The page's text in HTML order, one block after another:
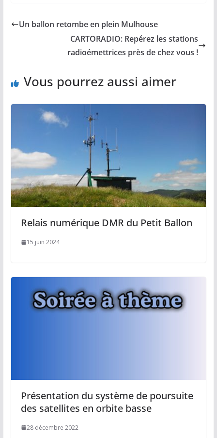
Un ballon retombe en plein Mulhouse
CARTORADIO: Repérez les stations
radioémettrices près de chez vous !
Vous pourrez aussi aimer
Relais numérique DMR du Petit Ballon
15 juin 2024
Présentation du système de poursuite
des satellites en orbite basse
28 décembre 2022